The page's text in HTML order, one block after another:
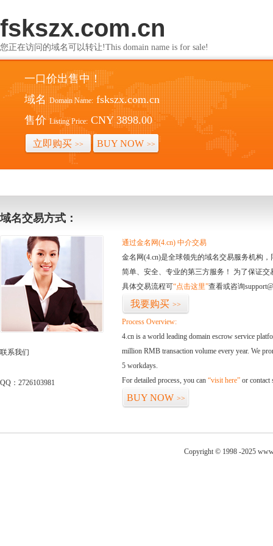
fskszx.com.cn
您正在访问的域名可以转让!This domain name is for sale!
一口价出售中！
域名 Domain Name: fskszx.com.cn
售价 Listing Price: CNY 3898.00
立即购买 >> BUY NOW >>
域名交易方式：
联系我们
QQ：2726103981
通过金名网(4.cn) 中介交易
金名网(4.cn)是全球领先的域名交易服务机构
简单、安全、专业的第三方服务！ 为了保证
具体交易流程可“点击这里”查看或咨询
我要购买 >>
Process Overview:
4.cn is a world leading domain escrow service
million RMB transaction volume every year. We
5 workdays.
For detailed process, you can “visit here” or contact
BUY NOW >>
Copyright © 1998 -2025